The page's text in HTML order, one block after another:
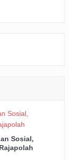
Sosial,